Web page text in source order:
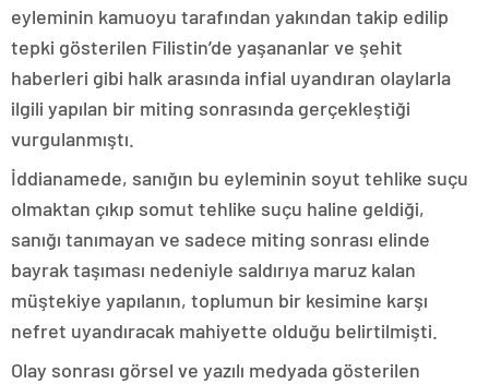
eyleminin kamuoyu tarafından yakından takip edilip
tepki gösterilen Filistin’de yaşananlar ve şehit
haberleri gibi halk arasında infial uyandıran olaylarla
ilgili yapılan bir miting sonrasında gerçekleştiği
vurgulanmıştı.
İddianamede, sanığın bu eyleminin soyut tehlike suçu
olmaktan çıkıp somut tehlike suçu haline geldiği,
sanığı tanımayan ve sadece miting sonrası elinde
bayrak taşıması nedeniyle saldırıya maruz kalan
müştekiye yapılanın, toplumun bir kesimine karşı
nefret uyandıracak mahiyette olduğu belirtilmişti.
Olay sonrası görsel ve yazılı medyada gösterilen